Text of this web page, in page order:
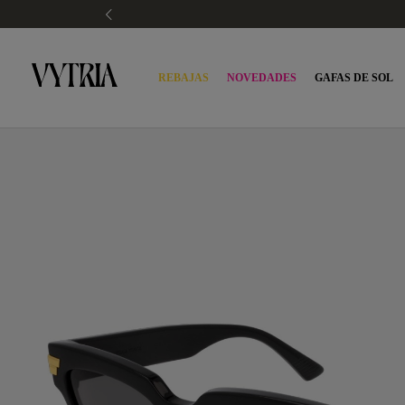
REBAJAS NOVEDADES GAFAS DE SOL